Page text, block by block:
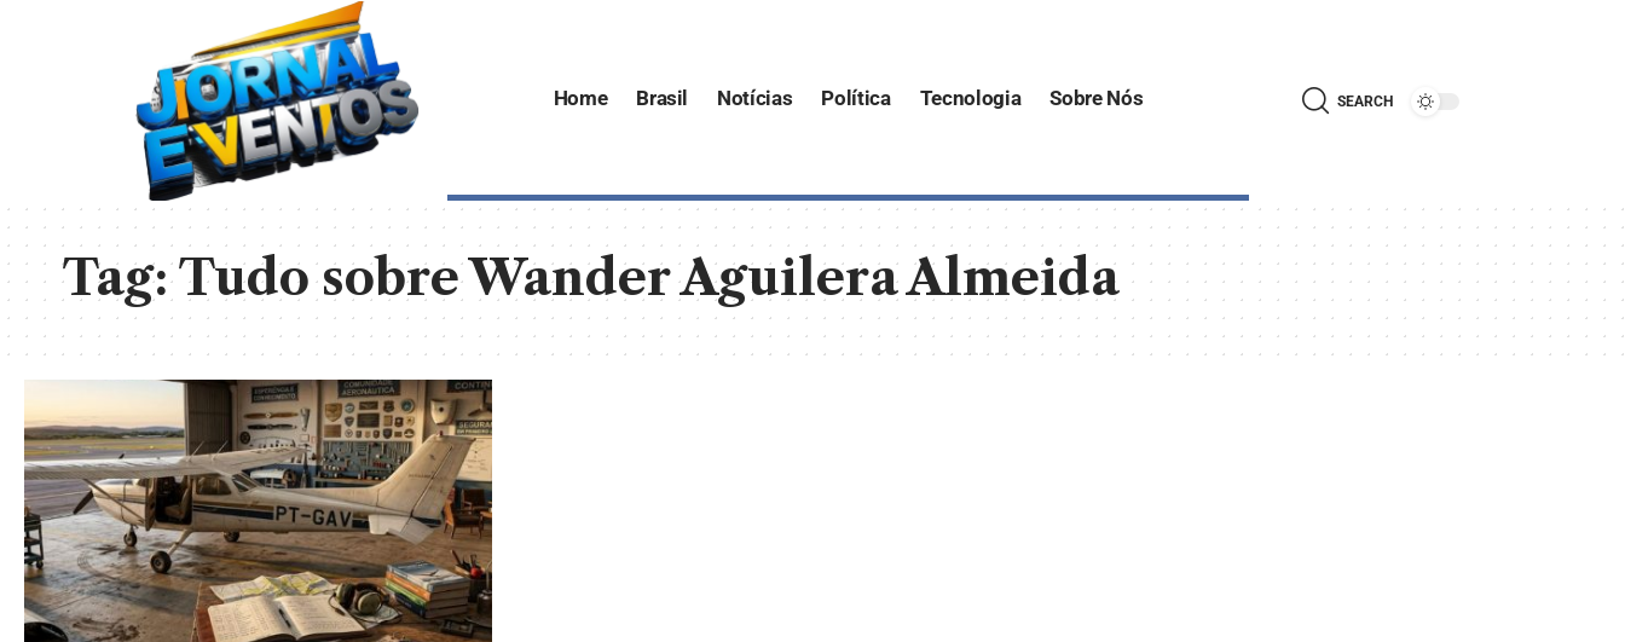
Home Brasil Notícias Política Tecnologia Sobre Nós SEARCH
Tag:Tudo sobre Wander Aguilera Almeida